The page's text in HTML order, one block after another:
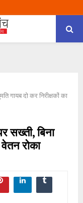
गायब दो कर निरीक्षकों का
सख्ती, बिना
रोका